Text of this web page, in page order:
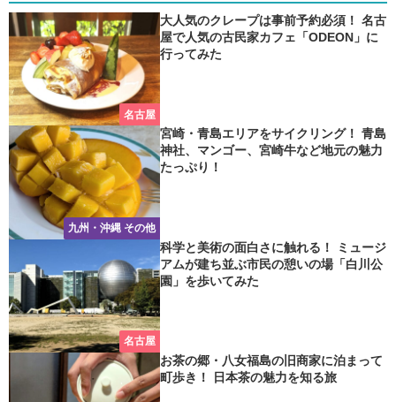
名古屋
大人気のクレープは事前予約必須！ 名古
屋で人気の古民家カフェ「ODEON」に
行ってみた
九州・沖縄 その他
宮崎・青島エリアをサイクリング！ 青島
神社、マンゴー、宮崎牛など地元の魅力
たっぷり！
名古屋
科学と美術の面白さに触れる！ ミュージ
アムが建ち並ぶ市民の憩いの場「白川公
園」を歩いてみた
お茶の郷・八女福島の旧商家に泊まって
町歩き！ 日本茶の魅力を知る旅